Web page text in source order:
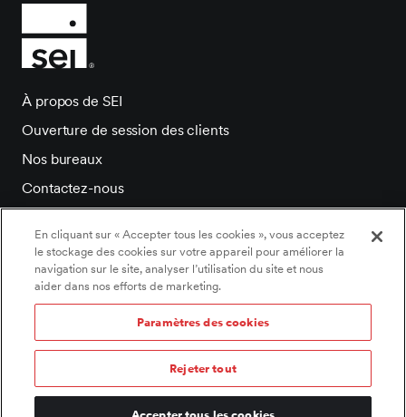
À propos de SEI
Ouverture de session des clients
Nos bureaux
Contactez-nous
Carrieres
©2026 SEI Tous droits réservés.
Politique de témoins
Déclaration d’accessibilité
Conditions d’utilisation / Documents légaux /
Informations et avis importants
En cliquant sur « Accepter tous les cookies », vous acceptez
le stockage des cookies sur votre appareil pour améliorer la
navigation sur le site, analyser l’utilisation du site et nous
aider dans nos efforts de marketing.
Paramètres des cookies
Rejeter tout